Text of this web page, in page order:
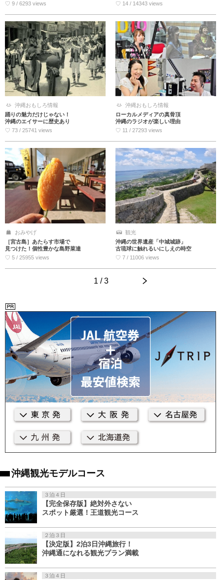
♡ 9 / 6293 views ♡ 14 / 14343 views
沖縄おもしろ情報
踊りの魅力だけじゃない！
沖縄のエイサーに歴史あり
♡ 73 / 25741 views
沖縄おもしろ情報
ローカルメディアの真骨頂
沖縄のラジオが楽しい理由
♡ 11 / 27293 views
おみやげ
［宮古島］あたらす市場で
見つけた！個性豊かな島野菜達
♡ 5 / 25955 views
観光
沖縄の世界遺産「中城城跡」
古琉球に触れるいにしえの時空
♡ 7 / 11006 views
1 / 3
沖縄観光モデルコース
３泊４日
【完全保存版】絶対外さない
スポット厳選！王道観光コース
２泊３日
【決定版】2泊3日沖縄旅行！
沖縄通になれる観光プラン満載
３泊４日